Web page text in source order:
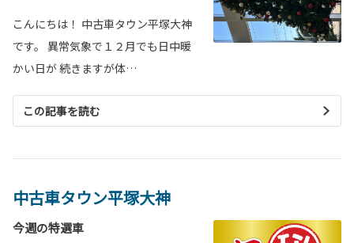
こんにちは！ 中古車タウン平塚大神
です。 異常気象で１２月でも日中暖
かい日が 続きますが体…
この記事を読む
中古車タウン平塚大神
今週の特選車